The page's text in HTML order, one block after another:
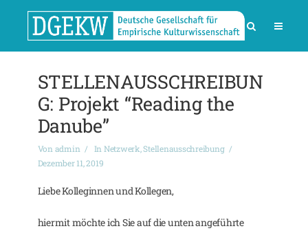
STELLENAUSSCHREIBUN
G: Projekt “Reading the
Danube”
Von admin In Netzwerk,Stellenausschreibung
Dezember 11, 2019
Liebe Kolleginnen und Kollegen,
hiermit möchte ich Sie auf die unten angeführte